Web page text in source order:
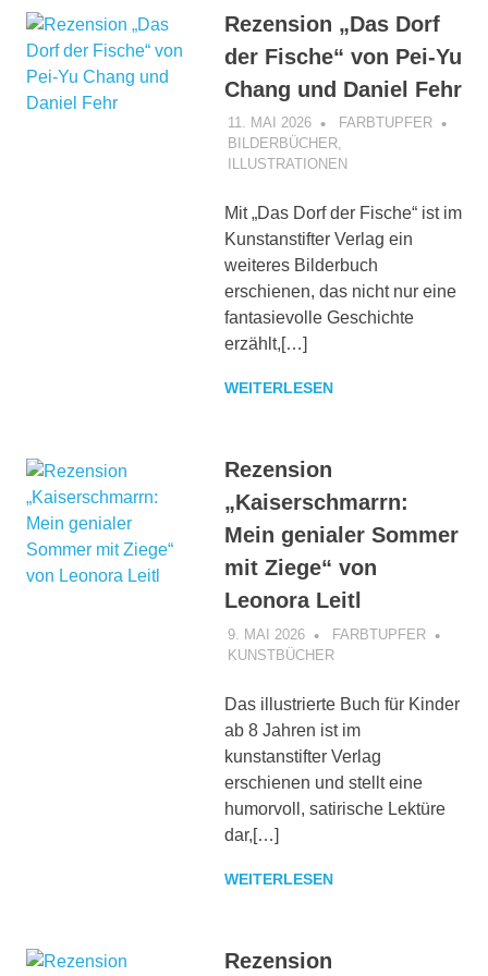
Rezension „Das Dorf
der Fische“ von Pei-Yu
Chang und Daniel Fehr
11. MAI 2026
FARBTUPFER
BILDERBÜCHER,
ILLUSTRATIONEN
Mit „Das Dorf der Fische“ ist im
Kunstanstifter Verlag ein
weiteres Bilderbuch
erschienen, das nicht nur eine
fantasievolle Geschichte
erzählt,[…]
WEITERLESEN
Rezension
„Kaiserschmarrn:
Mein genialer Sommer
mit Ziege“ von
Leonora Leitl
9. MAI 2026
FARBTUPFER
KUNSTBÜCHER
Das illustrierte Buch für Kinder
ab 8 Jahren ist im
kunstanstifter Verlag
erschienen und stellt eine
humorvoll, satirische Lektüre
dar,[…]
WEITERLESEN
Rezension